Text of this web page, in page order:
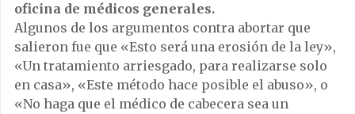
oficina de médicos generales.
Algunos de los argumentos contra abortar que
salieron fue que «Esto será una erosión de la ley»,
«Un tratamiento arriesgado, para realizarse solo
en casa», «Este método hace posible el abuso», o
«No haga que el médico de cabecera sea un